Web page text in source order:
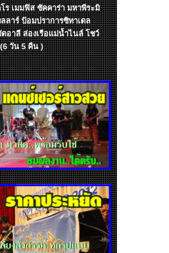
ร เมมฟิส ซัคคาร่า มหาพีระมิ
ลาร์ ป้อมปราการซิทาเดล
อาลี ล่องเรือแม่น้ำไนล์ โชว์
วัน 5 คืน )